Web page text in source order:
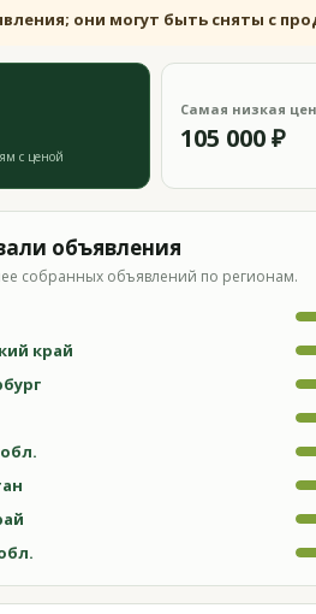
они могут быть сняты с
с ценой
Самая низкая
105 000 ₽
объявления
собранных объявлений по регионам.
край